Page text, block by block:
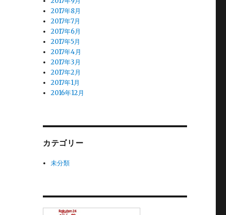
2017年8月
2017年7月
2017年6月
2017年5月
2017年4月
2017年3月
2017年2月
2017年1月
2016年12月
カテゴリー
未分類